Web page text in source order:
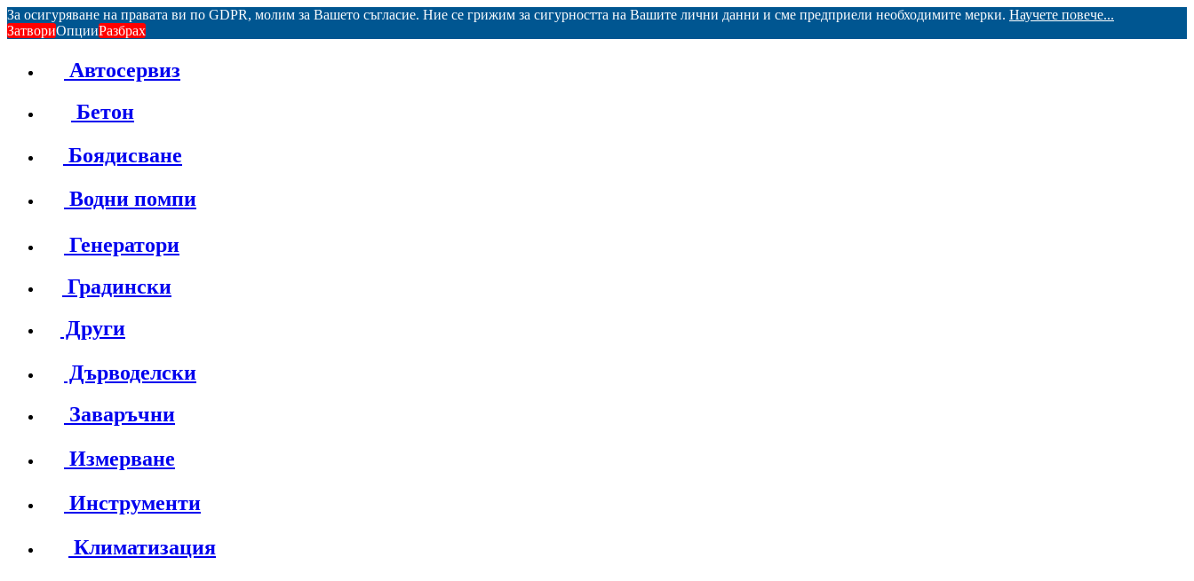
За осигуряване на правата ви по GDPR, молим за Вашето съгласие. Ние се грижим за сигурността на Вашите лични данни и сме предприели необходимите мерки. Научете повече...
ЗатвориОпцииРазбрах
Автосервиз
Бетон
Боядисване
Водни помпи
Генератори
Градински
Други
Дърводелски
Заваръчни
Измерване
Инструменти
Климатизация